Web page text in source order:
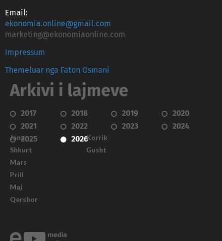
Email:
ekonomia.online@gmail.com
marketing@ekonomiaonline.com
Impressum
Themeluar nga Faton Osmani
Arkivi i lajmeve
2017 2018 2019
2020
2021
2022 2023
2024
2025
2026
Janar
Shkurt
Mars
Prill
Maj
Qershor
Korrik
Gusht